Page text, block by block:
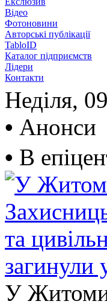
Відео
Фотоновини
Авторські публікації
TabloID
Каталог підприємств
Лідери
Контакти
Неділя,
• Анонси
• В
У